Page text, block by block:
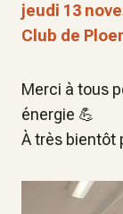
jeudi 13
Club de
Merci à tous
énergie 💪
À très bientôt